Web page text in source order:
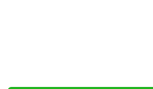
| انتشارات منشور صلح عدد